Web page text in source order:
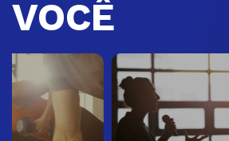
VOCÊ